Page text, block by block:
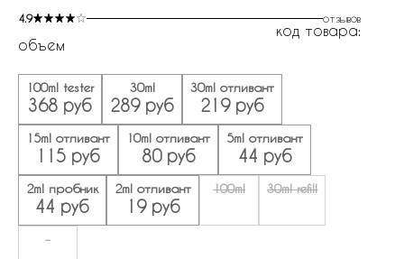
4.9 отзывов
код товара:
объем
100ml tester
368 руб
30ml
289 руб
30ml отливант
219 руб
15ml отливант
115 руб
10ml отливант
80 руб
5ml отливант
44 руб
2ml пробник
44 руб
2ml отливант
19 руб
100ml 30ml refill
-